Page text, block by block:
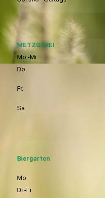
METZGEREI
Mo.-Mi
Do.
Fr.
Sa.
Biergarten
Mo.
Di.-Fr.